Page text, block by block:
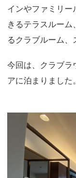
インやファミリ
きるテラスルーム
るクラブルーム、
今回は、クラブラ
アに泊まりました。